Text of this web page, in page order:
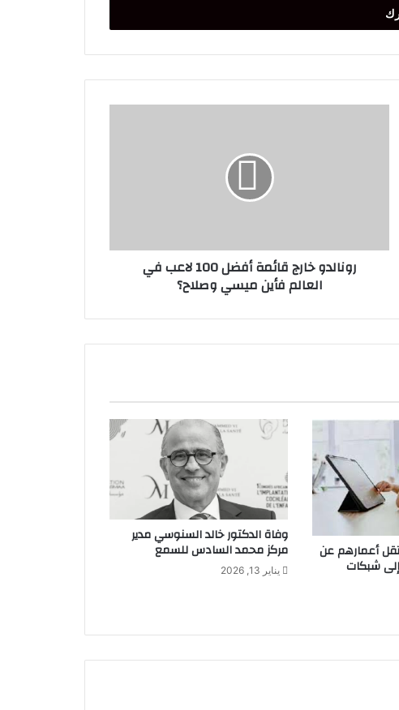
فأين
رونالدو خارج قائمة أفضل 100 لاعب في
العالم فأين ميسي وصلاح؟
تقل أعمارهم عن
إلى شبكات
وفاة الدكتور خالد السنوسي مدير
مركز محمد السادس للسمع
يناير 13, 2026